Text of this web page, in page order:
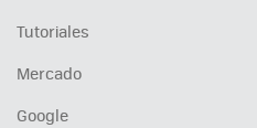
Tutoriales
Mercado
Google